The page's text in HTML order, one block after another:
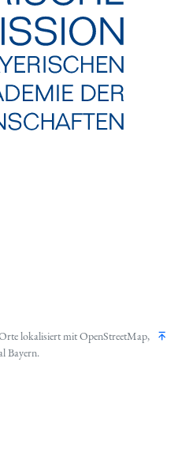
lokalisiert mitOpenStreetMap,
Bayern.